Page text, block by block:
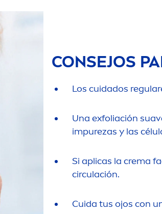
CONSEJOS
Los cuidados
Una exfoliación
impurezas y las
Si aplicas la crema
circulación.
Cuida tus ojos con